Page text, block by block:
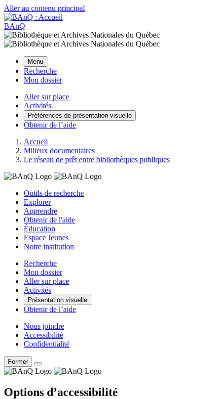
Aller au contenu principal
BAnQ
Menu
Recherche
Mon dossier
Aller sur place
Activités
Préférences de présentation visuelle
Obtenir de l’aide
Accueil
Milieux documentaires
Le réseau de prêt entre bibliothèques publiques
Outils de recherche
Explorer
Apprendre
Obtenir de l'aide
Éducation
Espace Jeunes
Notre institution
Recherche
Mon dossier
Aller sur place
Activités
Présentation visuelle
Obtenir de l’aide
Nous joindre
Accessibilité
Confidentialité
Fermer
Options d’accessibilité